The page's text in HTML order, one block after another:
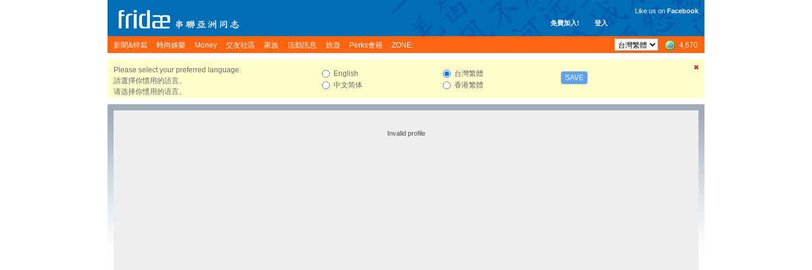
免費加入! 登入
Like us on Facebook
新聞&特寫 時尚娛樂 Money 交友社區 家族 活動訊息 旅遊 Perks會籍 ZONE: 4,670
Please select your preferred language.
請選擇你慣用的語言。
请选择你惯用的语言。
English
中文简体
台灣繁體
香港繁體
SAVE
Invalid profile